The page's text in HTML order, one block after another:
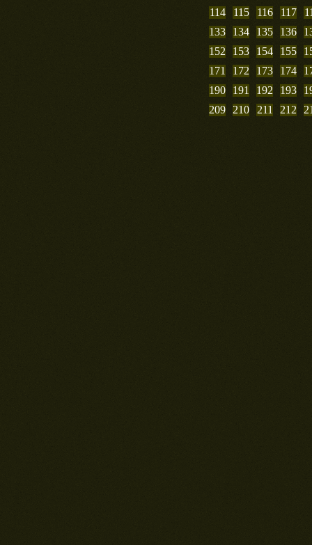
114
115 116 117
133
134 135 136
152
153 154 155
171
172 173 174
190
191 192 193
209
210 211 212